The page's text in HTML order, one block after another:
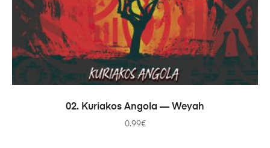
В КОРЗИНУ
02. Kuriakos Angola — Weyah
0.99€